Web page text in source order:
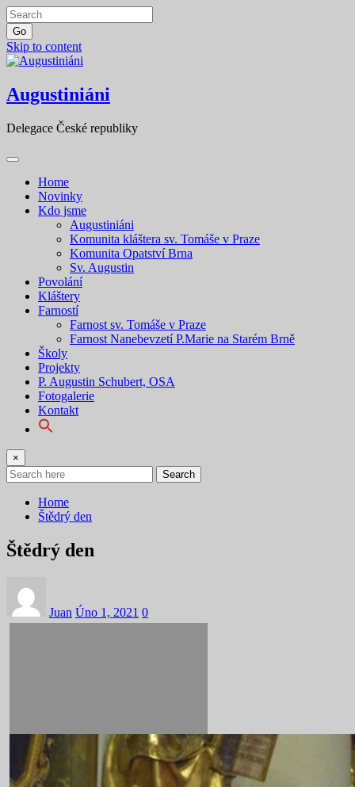
Go
Skip to content
Augustiniáni
Delegace České republiky
Home
Novinky
Kdo jsme
Augustiniáni
Komunita kláštera sv. Tomáše v Praze
Komunita Opatství Brna
Sv. Augustin
Povolání
Kláštery
Farností
Farnost sv. Tomáše v Praze
Farnost Nanebevzetí P.Marie na Starém Brně
Školy
Projekty
P. Augustin Schubert, OSA
Fotogalerie
Kontakt
×
Search
Home
Štědrý den
Štědrý den
Juan Úno 1, 2021 0